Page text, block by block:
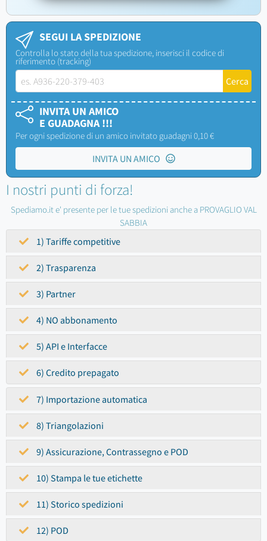
SEGUI LA SPEDIZIONE
Controlla lo stato della tua spedizione, inserisci il codice di
riferimento (tracking)
INVITA UN AMICO
E GUADAGNA !!!
Per ogni spedizione di un amico invitato guadagni 0,10 €
INVITA UN AMICO
I nostri punti di forza!
Spediamo.it e' presente per le tue spedizioni anche a PROVAGLIO VAL
SABBIA
1) Tariffe competitive
2) Trasparenza
3) Partner
4) NO abbonamento
5) API e Interfacce
6) Credito prepagato
7) Importazione automatica
8) Triangolazioni
9) Assicurazione, Contrassegno e POD
10) Stampa le tue etichette
11) Storico spedizioni
12) POD